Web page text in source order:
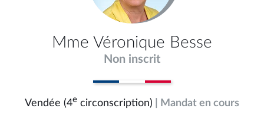
Mme Véronique Besse
Non inscrit
Vendée (4e circonscription) | Mandat en cours